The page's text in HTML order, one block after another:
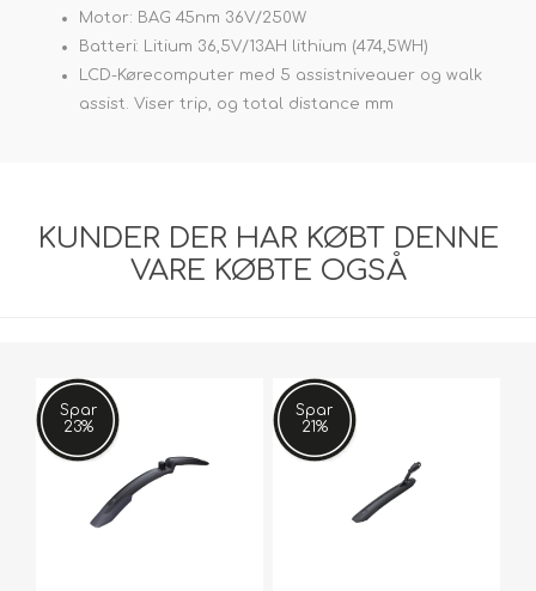
Motor: BAG 45nm 36V/250W
Batteri: Litium 36,5V/13AH lithium (474,5WH)
LCD-Kørecomputer med 5 assistniveauer og walk
assist. Viser trip, og total distance mm
KUNDER DER HAR KØBT DENNE
VARE KØBTE OGSÅ
Spar
23%
Spar
21%